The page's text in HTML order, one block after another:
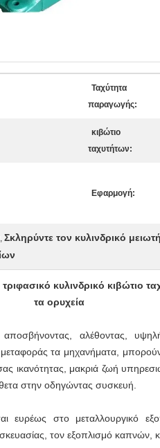
Ταχύτητα
παραγωγής:
κιβώτιο
ταχυτήτων:
Εφαρμογή:
, Σκληρύντε τον κυλινδρικό
κυλινδρικό κιβώτιο
τα ορυχεία
αποσβήνοντας, αλέθοντας,
τα μηχανήματα,
ικανότητας, μακριά ζωή
στην οδηγώντας συσκευή.
ευρέως στο μεταλλουργικό
τον εξοπλισμό καπνών,